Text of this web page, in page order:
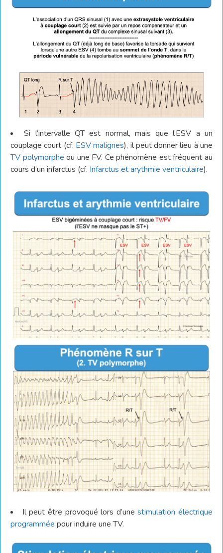
Si l’intervalle QT est normal, mais que l’ESV a un
couplage court (cf. ESV malignes), il peut donner lieu à une
TV polymorphe ou une FV. Ce phénomène est fréquent au
cours d’un infarctus (cf. Infarctus et arythmie ventriculaire).
Il peut être provoqué lors d’unestimulation électrique
programmée pour induire une TV.